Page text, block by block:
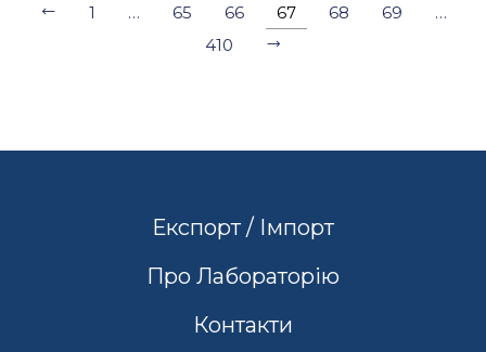
1 … 65 66 67 68 69
…
410
Експорт / Імпорт
Про Лабораторію
Контакти